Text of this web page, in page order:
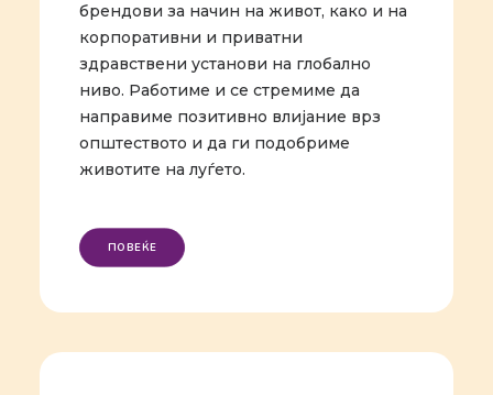
брендови за начин на живот, како и на
корпоративни и приватни
здравствени установи на глобално
ниво. Работиме и се стремиме да
направиме позитивно влијание врз
општеството и да ги подобриме
животите на луѓето.
ПОВЕЌЕ